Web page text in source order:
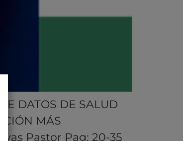
DATOS DE SALUD
MÁS
Pastor Pag: 20-35